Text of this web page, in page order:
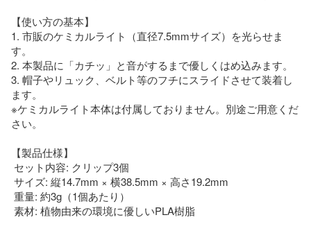
【使い方の基本】
1. 市販のケミカルライト（直径7.5mmサイズ）を光らせま
す。
2. 本製品に「カチッ」と音がするまで優しくはめ込みます。
3. 帽子やリュック、ベルト等のフチにスライドさせて装着し
ます。
※ケミカルライト本体は付属しておりません。別途ご用意くだ
さい。
【製品仕様】